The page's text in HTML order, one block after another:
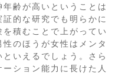
年齢が高いということは
的な研究でも明らかに
積むことで上がってい
のほうが女性はメンタ
いえるでしょう。さら
ション能力に長けた人